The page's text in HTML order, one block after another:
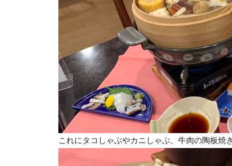
これにタコしゃぶやカニしゃぶ、牛肉の陶板焼